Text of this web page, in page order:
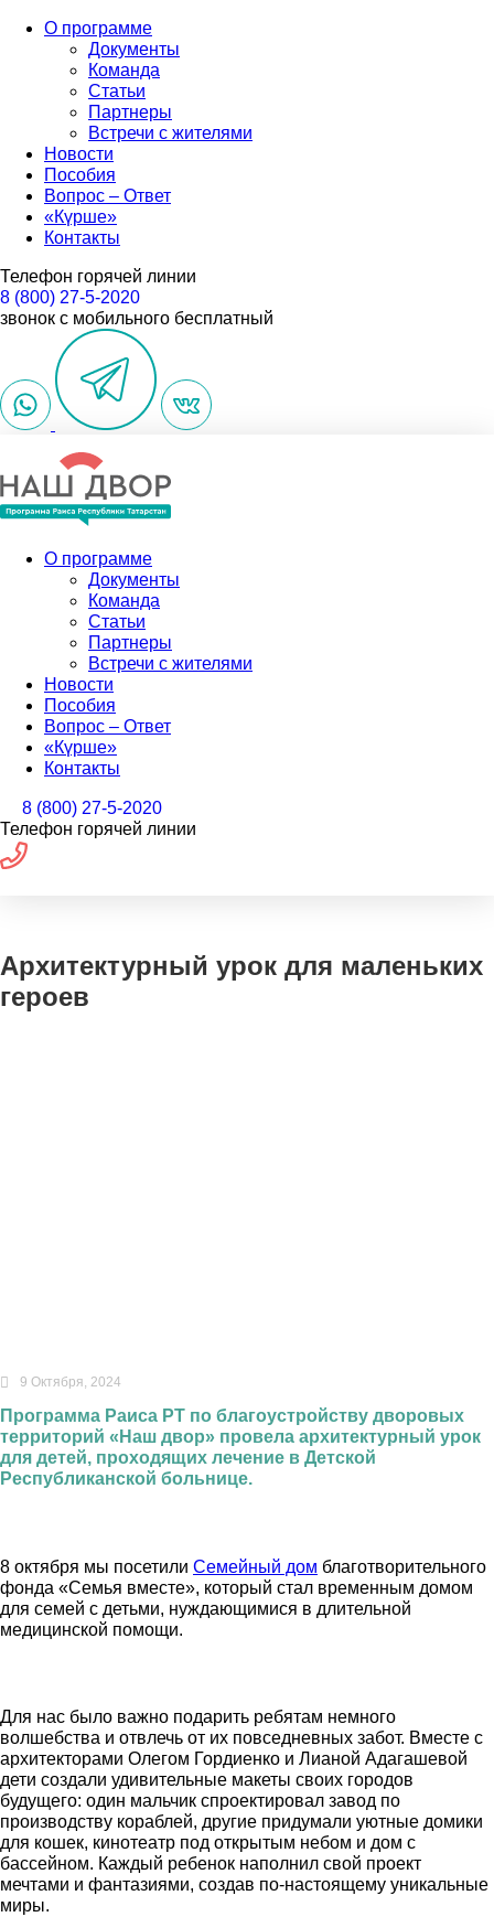
О программе
Документы
Команда
Статьи
Партнеры
Встречи с жителями
Новости
Пособия
Вопрос – Ответ
«Күрше»
Контакты
Телефон горячей линии
8 (800) 27-5-2020
звонок с мобильного бесплатный
О программе
Документы
Команда
Статьи
Партнеры
Встречи с жителями
Новости
Пособия
Вопрос – Ответ
«Күрше»
Контакты
8 (800) 27-5-2020
Телефон горячей линии
Архитектурный урок для маленьких
героев
9 Октября, 2024
Программа Раиса РТ по благоустройству дворовых
территорий «Наш двор» провела архитектурный урок
для детей, проходящих лечение в Детской
Республиканской больнице.
8 октября мы посетили Семейный дом благотворительного
фонда «Семья вместе», который стал временным домом
для семей с детьми, нуждающимися в длительной
медицинской помощи.
Для нас было важно подарить ребятам немного
волшебства и отвлечь от их повседневных забот. Вместе с
архитекторами Олегом Гордиенко и Лианой Адагашевой
дети создали удивительные макеты своих городов
будущего: один мальчик спроектировал завод по
производству кораблей, другие придумали уютные домики
для кошек, кинотеатр под открытым небом и дом с
бассейном. Каждый ребенок наполнил свой проект
мечтами и фантазиями, создав по-настоящему уникальные
миры.